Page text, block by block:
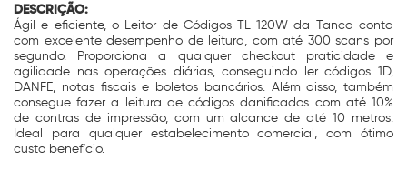
DESCRIÇÃO:
Ágil e eficiente, o Leitor de Códigos TL-120W da Tanca conta
com excelente desempenho de leitura, com até 300 scans por
segundo. Proporciona a qualquer checkout praticidade e
agilidade nas operações diárias, conseguindo ler códigos 1D,
DANFE, notas fiscais e boletos bancários. Além disso, também
consegue fazer a leitura de códigos danificados com até 10%
de contras de impressão, com um alcance de até 10 metros.
Ideal para qualquer estabelecimento comercial, com ótimo
custo benefício.